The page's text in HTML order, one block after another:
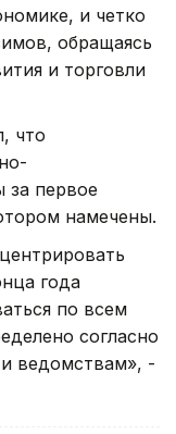
и четко
обращаясь
и торговли
что
за первое
намечены.
года
по всем
согласно
ведомствам», -